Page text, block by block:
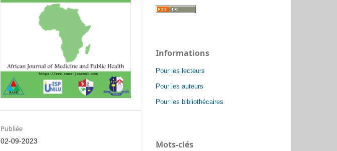
Publiée
02-09-2023
Informations
Pour les lecteurs
Pour les auteurs
Pour les bibliothécaires
Mots-clés